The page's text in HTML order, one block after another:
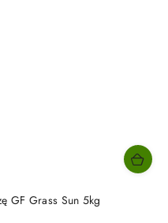
GF Grass Sun 5kg